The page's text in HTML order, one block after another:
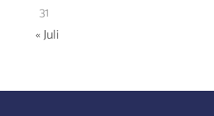
31
« Juli